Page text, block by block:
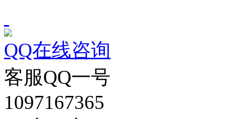
QQ在线咨询
客服QQ一号
1097167365